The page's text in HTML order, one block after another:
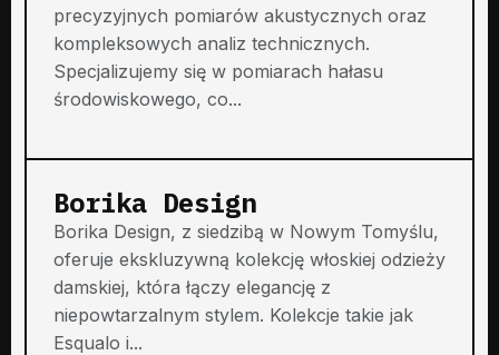
precyzyjnych pomiarów akustycznych oraz
kompleksowych analiz technicznych.
Specjalizujemy się w pomiarach hałasu
środowiskowego, co...
Borika Design
Borika Design, z siedzibą w Nowym Tomyślu,
oferuje ekskluzywną kolekcję włoskiej odzieży
damskiej, która łączy elegancję z
niepowtarzalnym stylem. Kolekcje takie jak
Esqualo i...